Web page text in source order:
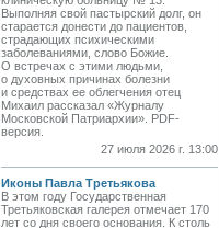
Выполняя свой пастырский долг, он
старается донести до пациентов,
страдающих психическими
заболеваниями, слово Божие.
О встречах с этими людьми,
о духовных причинах болезни
и средствах ее облегчения отец
Михаил рассказал «Журналу
Московской Патриархии». PDF-
версия.
27 июля 2026 г. 13:00
Иконы Павла Третьякова
В этом году Государственная
Третьяковская галерея отмечает 170
лет со дня своего основания. К столь